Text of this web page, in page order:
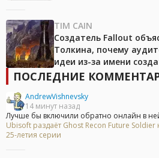
TIM CAIN
Создатель Fallout
Толкина, почему
идеи из-за имени
ПОСЛЕДНИЕ
AndrewVishnevsky
14 минут назад
Лучше бы включили обратно онлайн в
Ubisoft раздаёт Ghost Recon Future Soldier
25-летия серии